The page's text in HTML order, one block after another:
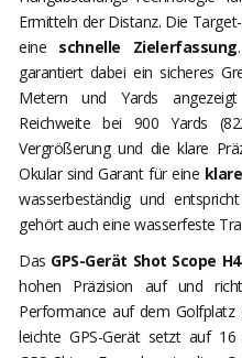
Ermitteln der Distanz. Die
eine schnelle Zielerfassung
garantiert dabei ein sicheres
Metern und Yards
Reichweite bei 900 Yards
Vergrößerung und die klare
Okular sind Garant für eine
wasserbeständig und
gehört auch eine wasserfeste
Das GPS-Gerät Shot Scope
hohen Präzision auf und
Performance auf dem Golfplatz
leichte GPS-Gerät setzt auf